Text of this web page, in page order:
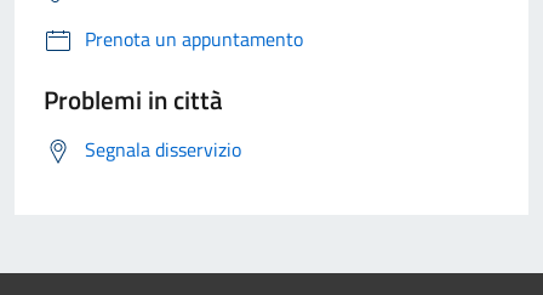
Prenota un appuntamento
Problemi in città
Segnala disservizio